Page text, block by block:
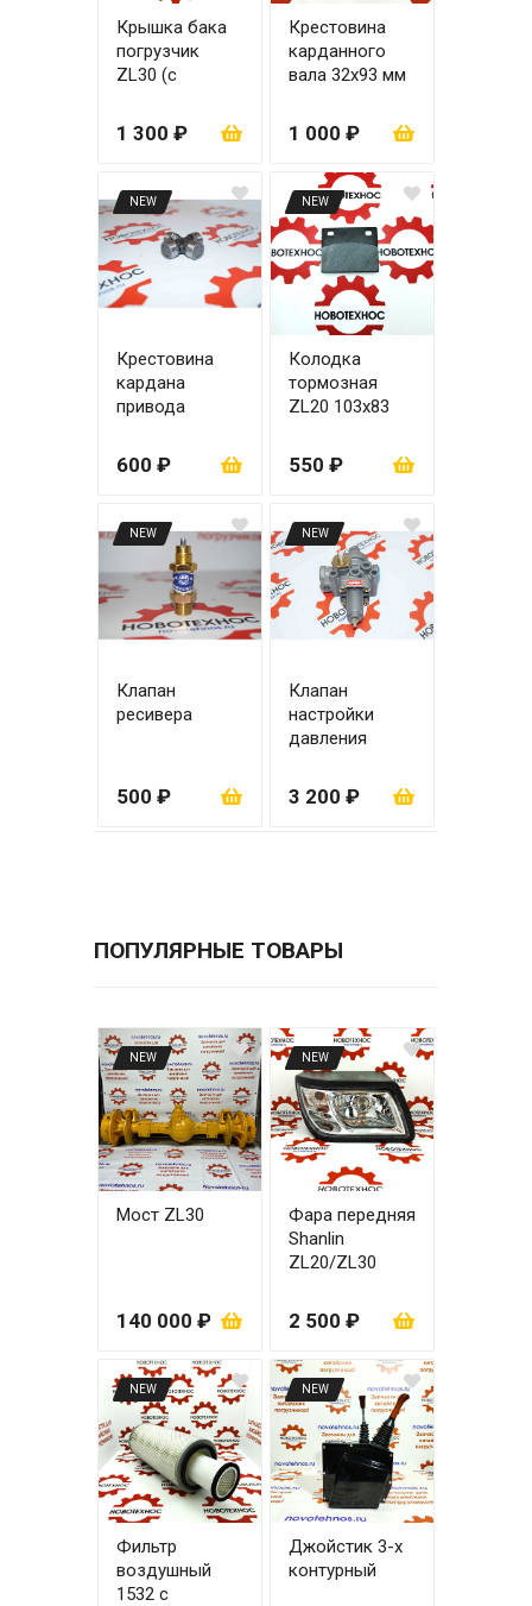
Крышка бака
погрузчик
ZL30 (с
1 300 ₽
Крестовина
карданного
вала 32x93 мм
1 000 ₽
NEW
Крестовина
кардана
привода
600 ₽
NEW
Колодка
тормозная
ZL20 103x83
550 ₽
NEW
Клапан
ресивера
500 ₽
NEW
Клапан
настройки
давления
ZL20/ZL30
3 200 ₽
ПОПУЛЯРНЫЕ ТОВАРЫ
NEW
Мост ZL30
140 000 ₽
NEW
Фара передняя
Shanlin
ZL20/ZL30
2 500 ₽
NEW
Фильтр
воздушный
1532 с
NEW
Джойстик 3-х
контурный